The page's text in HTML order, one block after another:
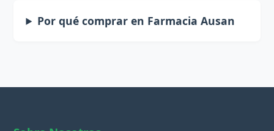
Por qué comprar en Farmacia Ausan